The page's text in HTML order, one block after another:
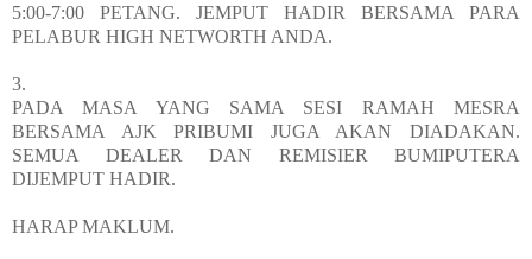
5:00-7:00 PETANG. JEMPUT HADIR BERSAMA PARA
PELABUR HIGH NETWORTH ANDA.
3.
PADA MASA YANG SAMA SESI RAMAH MESRA
BERSAMA AJK PRIBUMI JUGA AKAN DIADAKAN.
SEMUA DEALER DAN REMISIER BUMIPUTERA
DIJEMPUT HADIR.
HARAP MAKLUM.